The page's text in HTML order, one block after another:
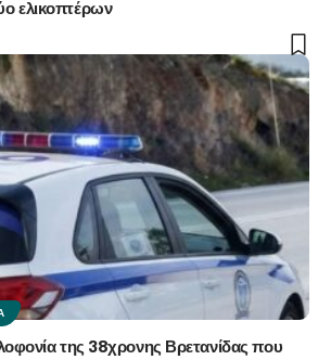
ελικοπτέρων
της 38χρονης Βρετανίδας που